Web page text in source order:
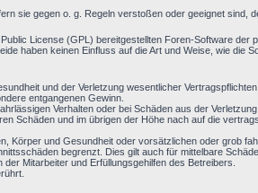
sie gegen o. g. Regeln verstoßen oder geeignet sind,
License (GPL) bereitgestellten Foren-Software
haben keinen Einfluss auf die Art und Weise, wie
und der Verletzung wesentlicher
entgangenen Gewinn.
Verhalten oder bei Schäden aus der
Schäden und im übrigen der Höhe nach auf die
Körper und Gesundheit oder vorsätzlichen oder grob
begrenzt. Dies gilt auch für mittelbare
Mitarbeiter und Erfüllungsgehilfen des Betreibers.